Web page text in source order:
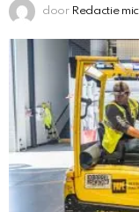
door Redactie